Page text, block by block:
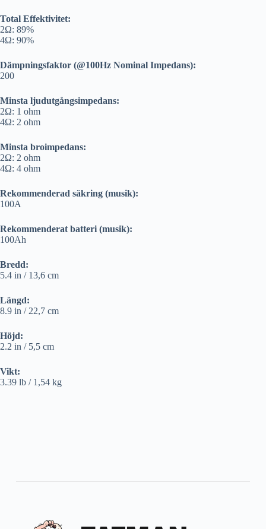
Total Effektivitet:
2Ω: 89%
4Ω: 90%
Dämpningsfaktor (@100Hz Nominal Impedans):
200
Minsta ljudutgångsimpedans:
2Ω: 1 ohm
4Ω: 2 ohm
Minsta broimpedans:
2Ω: 2 ohm
4Ω: 4 ohm
Rekommenderad säkring (musik):
100A
Rekommenderat batteri (musik):
100Ah
Bredd:
5.4 in / 13,6 cm
Längd:
8.9 in / 22,7 cm
Höjd:
2.2 in / 5,5 cm
Vikt:
3.39 lb / 1,54 kg